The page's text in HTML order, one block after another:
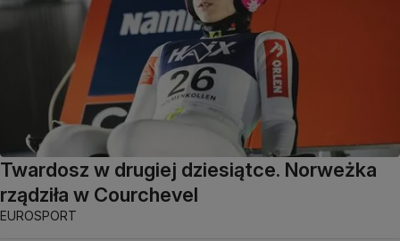
Twardosz w drugiej dziesiątce. Norweżka
rządziła w Courchevel
EUROSPORT